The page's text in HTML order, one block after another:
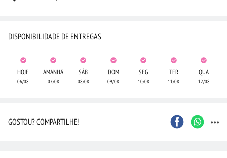
DISPONIBILIDADE DE ENTREGAS
HOJE
06/08
AMANHÃ
07/08
SÁB
08/08
DOM
09/08
SEG
10/08
TER
11/08
QUA
12/08
GOSTOU? COMPARTILHE! ...